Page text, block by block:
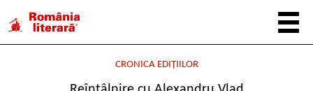
CRONICA EDIȚIILOR